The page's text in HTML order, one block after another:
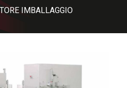
IMBALLAGGIO